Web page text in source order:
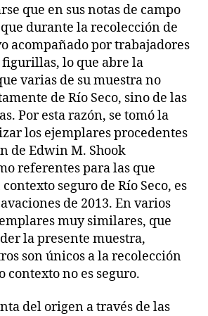
que en sus notas de campo
durante la recolección de
acompañado por trabajadores
lo que abre la
varias de su muestra no
de Río Seco, sino de las
Por esta razón, se tomó la
los ejemplares procedentes
de Edwin M. Shook
referentes para las que
seguro de Río Seco, es
de 2013. En varios
muy similares, que
la presente muestra,
son únicos a la recolección
contexto no es seguro.
del origen a través de las